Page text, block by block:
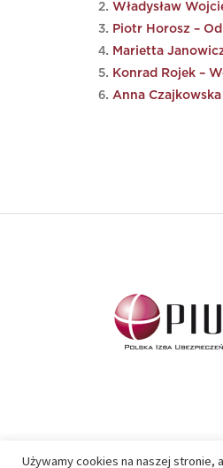
Władysław
Piotr Horosz –
Marietta
Konrad Rojek –
Anna
Używamy cookies na naszej stronie,